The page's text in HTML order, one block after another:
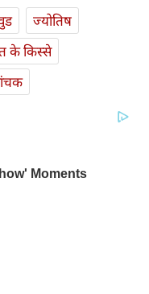
ज्योतिष
के किस्से